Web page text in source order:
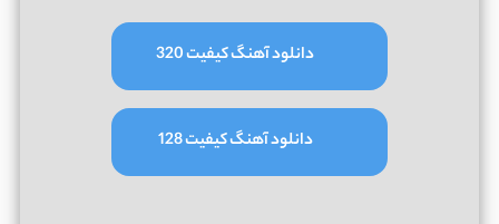
دانلود آهنگ کیفیت 320
دانلود آهنگ کیفیت 128